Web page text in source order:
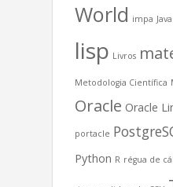
World impa Java
lisp Livros
Metodologia Científica
Oracle Oracle
portacle
Python R régua de